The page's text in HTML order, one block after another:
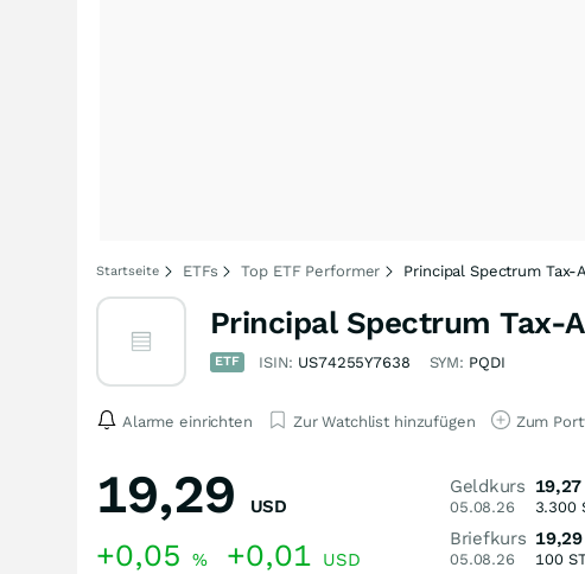
Startseite ETFs Top ETF Performer Principal Spectrum Tax-
Principal Spectrum Tax-
ETF ISIN: US74255Y7638 SYM: PQDI
Alarme einrichten Zur Watchlist hinzufügen Zum
19,29 USD
+0,05 % +0,01 USD
Geldkurs
05.08.26
19,27
3.300
Briefkurs
05.08.26
19,29
100